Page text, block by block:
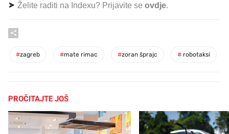
Želite raditi na Indexu? Prijavite se ovdje.
#zagreb #mate rimac #zoran šprajc # robotaksi
PROČITAJTE JOŠ